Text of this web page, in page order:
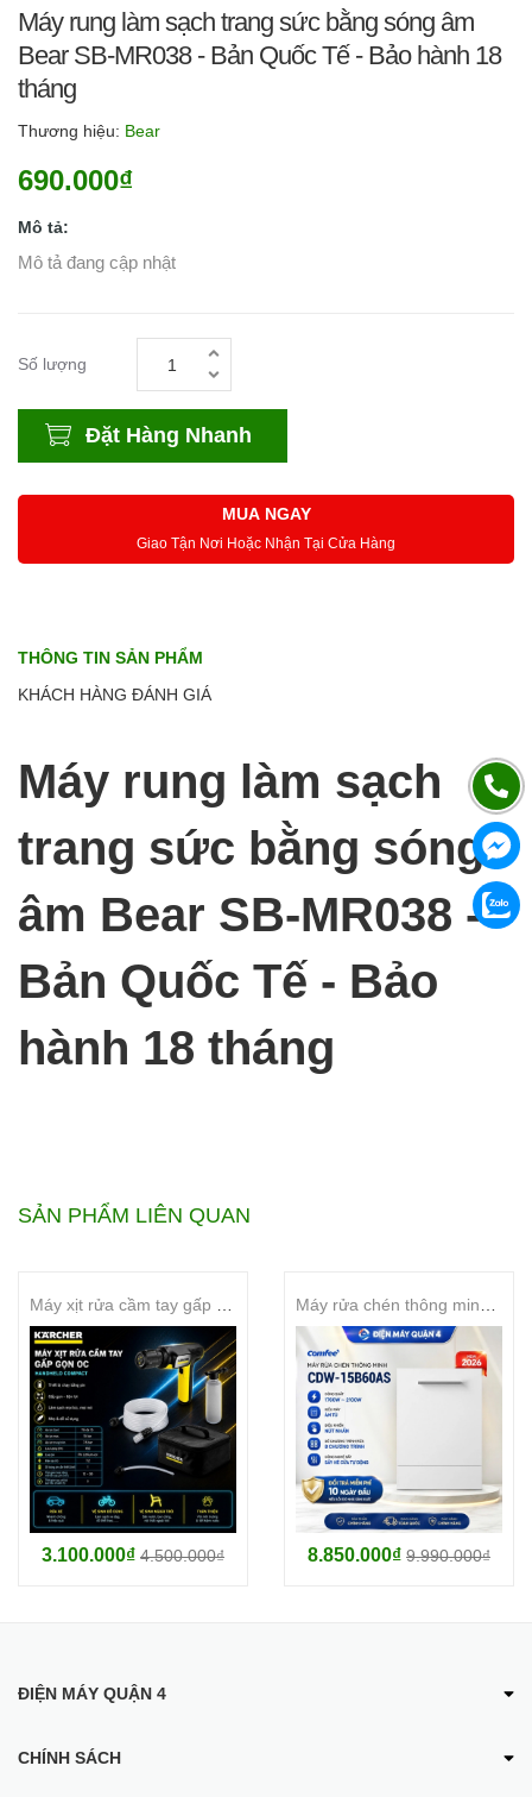
Máy rung làm sạch trang sức bằng sóng âm
Bear SB-MR038 - Bản Quốc Tế - Bảo hành 18
tháng
Thương hiệu: Bear
690.000₫
Mô tả:
Mô tả đang cập nhật
Số lượng
Đặt Hàng Nhanh
MUA NGAY
Giao Tận Nơi Hoặc Nhận Tại Cửa Hàng
THÔNG TIN SẢN PHẨM
KHÁCH HÀNG ĐÁNH GIÁ
Máy rung làm sạch
trang sức bằng sóng
âm Bear SB-MR038 -
Bản Quốc Tế - Bảo
hành 18 tháng
SẢN PHẨM LIÊN QUAN
3.100.000₫ 4.500.000₫ 8.850.000₫ 9.990.000₫
ĐIỆN MÁY QUẬN 4
CHÍNH SÁCH